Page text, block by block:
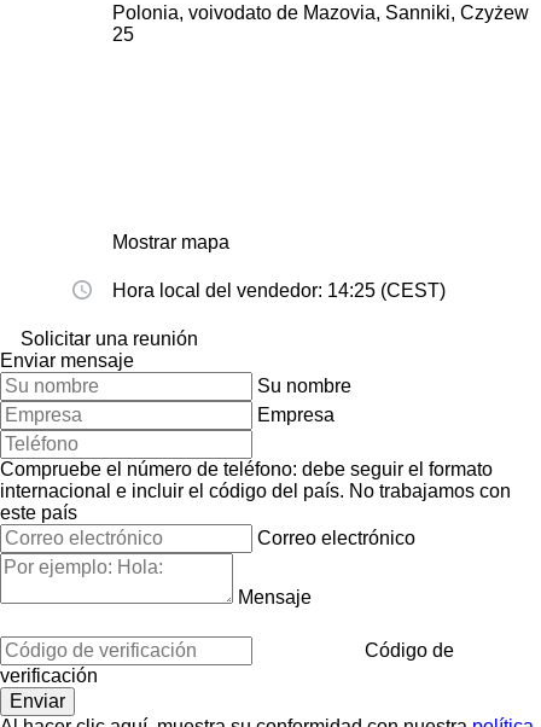
Polonia, voivodato de Mazovia, Sanniki, Czyżew
25
Mostrar mapa
Hora local del vendedor: 14:25 (CEST)
Solicitar una reunión
Enviar mensaje
Su nombre
Empresa
Compruebe el número de teléfono: debe seguir el formato
internacional e incluir el código del país. No trabajamos con
este país
Correo electrónico
Mensaje
Código de
verificación